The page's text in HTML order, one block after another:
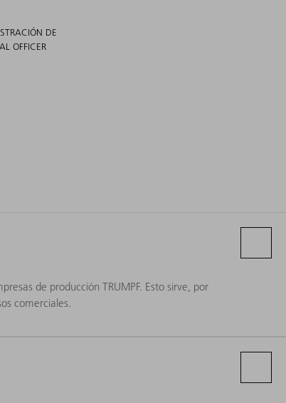
DE
OFFICER
de producción TRUMPF. Esto sirve, por
comerciales.